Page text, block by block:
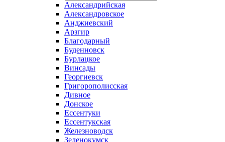
Александрийская
Александровское
Анджиевский
Арзгир
Благодарный
Буденновск
Бурлацкое
Винсады
Георгиевск
Григорополисская
Дивное
Донское
Ессентуки
Ессентукская
Железноводск
Зеленокумск